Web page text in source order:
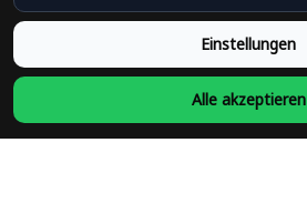
Rückerstattungsrichtlinie
Rückgabepolitik
Einstellungen
Alle akzeptieren